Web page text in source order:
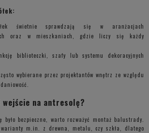
świetnie sprawdzają się w aranżacjach
oraz w mieszkaniach, gdzie liczy się każdy
biblioteczki, szafy lub systemu dekoracyjnych
wybierane przez projektantów wnętrz ze względu
wejście na antresolę?
było bezpieczne, warto rozważyć montaż balustrady.
m.in. z drewna, metalu, czy szkła, dlatego